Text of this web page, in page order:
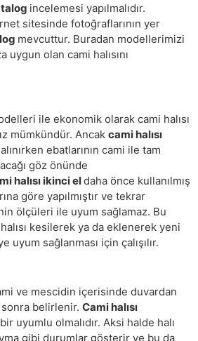
incelemesi yapılmalıdır.
sitesinde fotoğraflarının yer
mevcuttur. Buradan modellerimizi
uygun olan cami halısını
ile ekonomik olarak cami halısı
mümkündür. Ancak cami halısı
ebatlarının cami ile tam
göz önünde
halısı ikinci eldaha önce kullanılmış
göre yapılmıştır ve tekrar
ölçüleri ile uyum sağlamaz. Bu
kesilerek ya da eklenerek yeni
uyum sağlanması için çalışılır.
ve mescidin içerisinde duvardan
sonra belirlenir. Cami halısı
uyumlu olmalıdır. Aksi halde halı
gibi durumlar gösterir ve bu da